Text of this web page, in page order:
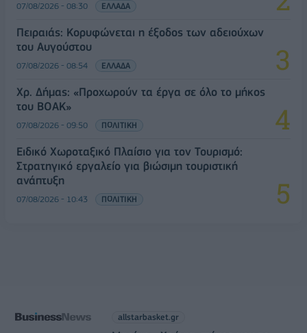
07/08/2026 - 08:30 ΕΛΛΑΔΑ
Πειραιάς: Κορυφώνεται η έξοδος των αδειούχων
του Αυγούστου
07/08/2026 - 08:54 ΕΛΛΑΔΑ
Χρ. Δήμας: «Προχωρούν τα έργα σε όλο το μήκος
του ΒΟΑΚ»
07/08/2026 - 09:50 ΠΟΛΙΤΙΚΗ
Ειδικό Χωροταξικό Πλαίσιο για τον Τουρισμό:
Στρατηγικό εργαλείο για βιώσιμη τουριστική
ανάπτυξη
07/08/2026 - 10:43 ΠΟΛΙΤΙΚΗ
allstarbasket.gr